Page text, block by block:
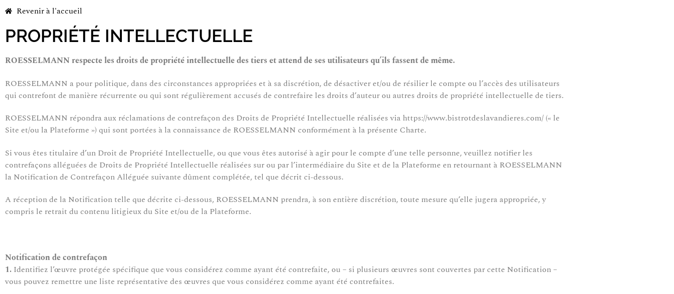
Revenir à l'accueil
PROPRIÉTÉ INTELLECTUELLE
ROESSELMANN respecte les droits de propriété intellectuelle des tiers et attend de ses utilisateurs qu’ils fassent de même.
ROESSELMANN a pour politique, dans des circonstances appropriées et à sa discrétion, de désactiver et/ou de résilier le compte ou l’accès des utilisateurs
qui contrefont de manière récurrente ou qui sont régulièrement accusés de contrefaire les droits d’auteur ou autres droits de propriété intellectuelle de tiers.
ROESSELMANN répondra aux réclamations de contrefaçon des Droits de Propriété Intellectuelle réalisées via https://www.bistrotdeslavandieres.com/ (« le
Site et/ou la Plateforme ») qui sont portées à la connaissance de ROESSELMANN conformément à la présente Charte.
Si vous êtes titulaire d’un Droit de Propriété Intellectuelle, ou que vous êtes autorisé à agir pour le compte d’une telle personne, veuillez notifier les
contrefaçons alléguées de Droits de Propriété Intellectuelle réalisées sur ou par l’intermédiaire du Site et de la Plateforme en retournant à ROESSELMANN
la Notification de Contrefaçon Alléguée suivante dûment complétée, tel que décrit ci-dessous.
A réception de la Notification telle que décrite ci-dessous, ROESSELMANN prendra, à son entière discrétion, toute mesure qu’elle jugera appropriée, y
compris le retrait du contenu litigieux du Site et/ou de la Plateforme.
Notification de contrefaçon
1. Identifiez l’œuvre protégée spécifique que vous considérez comme ayant été contrefaite, ou – si plusieurs œuvres sont couvertes par cette Notification –
vous pouvez remettre une liste représentative des œuvres que vous considérez comme ayant été contrefaites.